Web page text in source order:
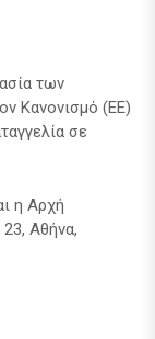
των
Κανονισμό (ΕΕ)
σε
η Αρχή
Αθήνα,